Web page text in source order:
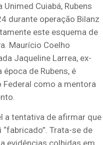
Cuiabá, Rubens
durante operação Bilanz
este esquema de
Maurício Coelho
Jaqueline Larrea, ex-
de Rubens, é
como a mentora
a tentativa de afirmar que
Trata-se de